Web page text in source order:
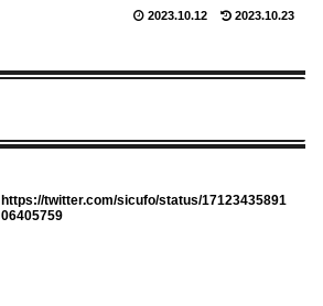
2023.10.12 2023.10.23
https://twitter.com/sicufo/status/17123435891
06405759